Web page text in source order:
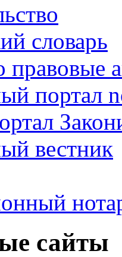
словарь
правовые
портал
вестник
сайты